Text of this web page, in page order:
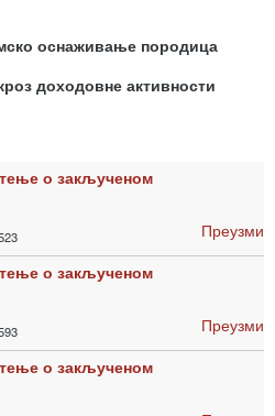
оснаживање породица
доходовне активности
о закљученом
Преузми
о закљученом
Преузми
о закљученом